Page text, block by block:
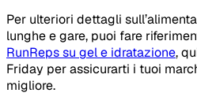
Per ulteriori dettagli
lunghe e gare, puoi fare
RunReps su gel e idratazione,
Friday per assicurarti i tuoi
migliore.